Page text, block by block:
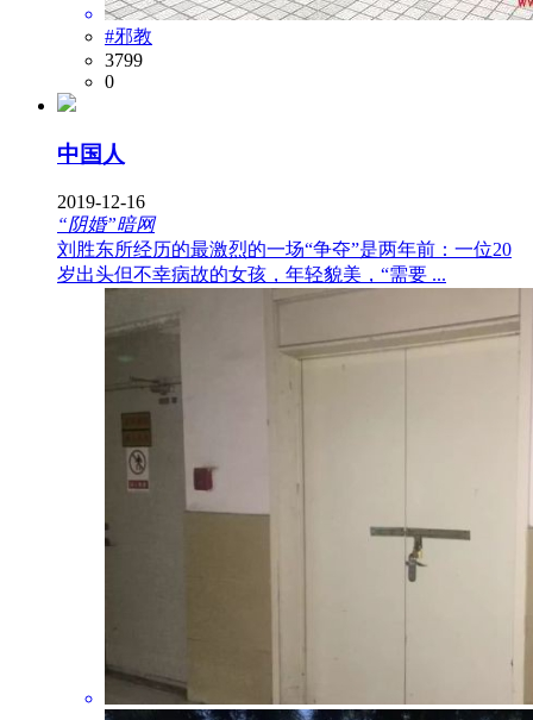
#邪教
3799
0
中国人
2019-12-16
“阴婚”暗网
刘胜东所经历的最激烈的一场“争夺”是两年前：一位20
岁出头但不幸病故的女孩，年轻貌美，“需要 ...